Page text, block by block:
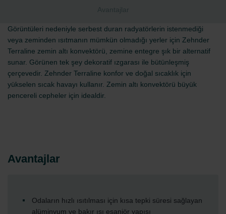
Avantajlar
Görüntüleri nedeniyle serbest duran radyatörlerin istenmediği
veya zeminden ısıtmanın mümkün olmadığı yerler için Zehnder
Terraline zemin altı konvektörü, zemine entegre şık bir alternatif
sunar. Görünen tek şey dekoratif ızgarası ile bütünleşmiş
çerçevedir. Zehnder Terraline konfor ve doğal sıcaklık için
yükselen sıcak havayı kullanır. Zemin altı konvektörü büyük
pencereli cepheler için idealdir.
Avantajlar
Odaların hızlı ısıtılması için kısa tepki süresi sağlayan
alüminyum ve bakır ısı eşanjör yapısı